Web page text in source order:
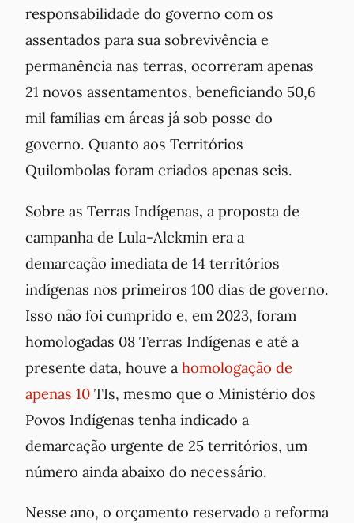
responsabilidade do governo com os
assentados para sua sobrevivência e
permanência nas terras, ocorreram apenas
21 novos assentamentos, beneficiando 50,6
mil famílias em áreas já sob posse do
governo. Quanto aos Territórios
Quilombolas foram criados apenas seis.
Sobre as Terras Indígenas, a proposta de
campanha de Lula-Alckmin era a
demarcação imediata de 14 territórios
indígenas nos primeiros 100 dias de governo.
Isso não foi cumprido e, em 2023, foram
homologadas 08 Terras Indígenas e até a
presente data, houve a homologação de
apenas 10 TIs, mesmo que o Ministério dos
Povos Indígenas tenha indicado a
demarcação urgente de 25 territórios, um
número ainda abaixo do necessário.
Nesse ano, o orçamento reservado a reforma